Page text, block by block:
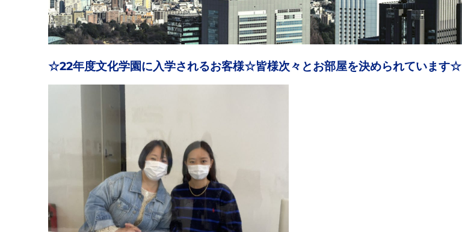
☆22年度文化学園に入学されるお客様☆皆様次々とお部屋を決められています☆